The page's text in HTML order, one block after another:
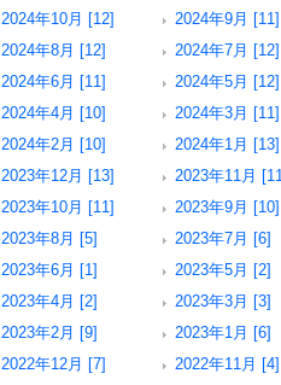
2024年10月 [12]
2024年9月 [11]
2024年8月 [12]
2024年7月 [12]
2024年6月 [11]
2024年5月 [12]
2024年4月 [10]
2024年3月 [11]
2024年2月 [10]
2024年1月 [13]
2023年12月 [13]
2023年11月
2023年10月 [11]
2023年9月 [10]
2023年8月 [5]
2023年7月 [6]
2023年6月 [1]
2023年5月 [2]
2023年4月 [2]
2023年3月 [3]
2023年2月 [9]
2023年1月 [6]
2022年12月 [7]
2022年11月 [4]